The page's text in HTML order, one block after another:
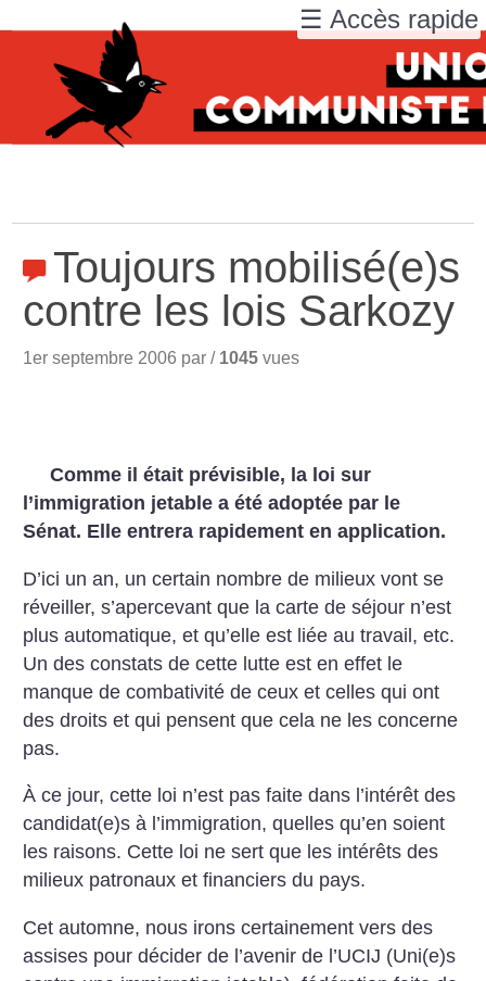
Toujours mobilisé(e)s
contre les lois Sarkozy
1er septembre 2006 par / 1045 vues
Comme il était prévisible, la loi sur
l’immigration jetable a été adoptée par le
Sénat. Elle entrera rapidement en application.
D’ici un an, un certain nombre de milieux vont se
réveiller, s’apercevant que la carte de séjour n’est
plus automatique, et qu’elle est liée au travail, etc.
Un des constats de cette lutte est en effet le
manque de combativité de ceux et celles qui ont
des droits et qui pensent que cela ne les concerne
pas.
À ce jour, cette loi n’est pas faite dans l’intérêt des
candidat(e)s à l’immigration, quelles qu’en soient
les raisons. Cette loi ne sert que les intérêts des
milieux patronaux et financiers du pays.
Cet automne, nous irons certainement vers des
assises pour décider de l’avenir de l’UCIJ (Uni(e)s
☰ Accès rapide